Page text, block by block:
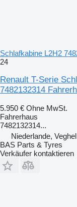
Schlafkabine L2H2
24
Renault T-Serie
7482132314
5.950 € Ohne MwSt.
Fahrerhaus
7482132314...
Niederlande, Veghel
BAS Parts & Tyres
Verkäufer kontaktieren